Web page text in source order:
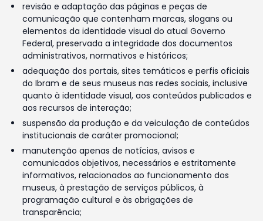
revisão e adaptação das páginas e peças de
comunicação que contenham marcas, slogans ou
elementos da identidade visual do atual Governo
Federal, preservada a integridade dos documentos
administrativos, normativos e históricos;
adequação dos portais, sites temáticos e perfis oficiais
do Ibram e de seus museus nas redes sociais, inclusive
quanto à identidade visual, aos conteúdos publicados e
aos recursos de interação;
suspensão da produção e da veiculação de conteúdos
institucionais de caráter promocional;
manutenção apenas de notícias, avisos e
comunicados objetivos, necessários e estritamente
informativos, relacionados ao funcionamento dos
museus, à prestação de serviços públicos, à
programação cultural e às obrigações de
transparência;